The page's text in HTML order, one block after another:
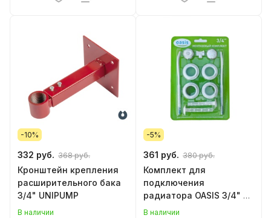
-10%
332 руб. 368 руб.
Кронштейн крепления
расширительного бака
3/4" UNIPUMP
В наличии
-5%
361 руб. 380 руб.
Комплект для
подключения
радиатора OASIS 3/4" с
2 кронштейнами
В наличии